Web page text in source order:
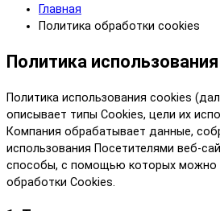
Главная
Политика обработки cookies
Политика
Политика использования cookies
описывает типы Cookies, цели их
Компания обрабатывает данные,
использования Посетителями веб-
способы, с помощью которых можно
обработки Cookies.